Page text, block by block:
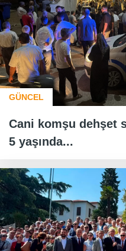
GÜNCEL
Cani komşu dehşet
5 yaşında...